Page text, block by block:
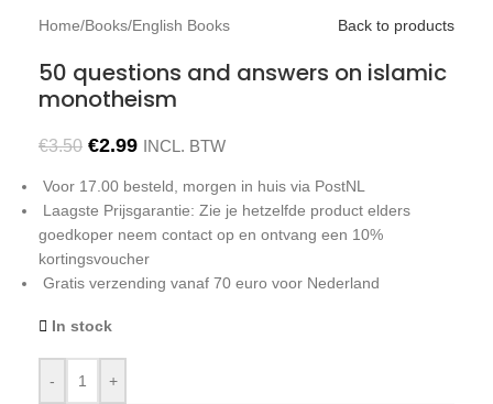
Home/Books/English Books Back to products
50 questions and answers on islamic
monotheism
€3.50 €2.99 INCL. BTW
Voor 17.00 besteld, morgen in huis via PostNL
Laagste Prijsgarantie: Zie je hetzelfde product elders
goedkoper neem contact op en ontvang een 10%
kortingsvoucher
Gratis verzending vanaf 70 euro voor Nederland
In stock
- +